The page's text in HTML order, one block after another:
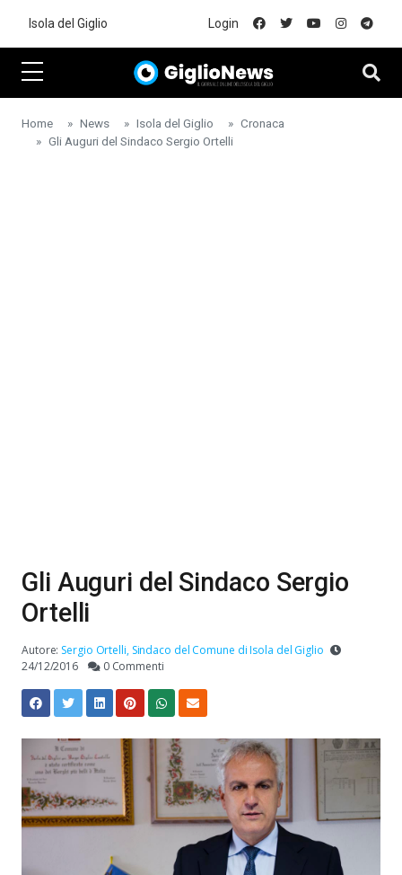
Isola del Giglio Login
Home News Isola del Giglio
Cronaca
Gli Auguri del Sindaco Sergio Ortelli
Gli Auguri del Sindaco Sergio
Ortelli
Autore: Sergio Ortelli, Sindaco del Comune di Isola del Giglio
24/12/2016
0 Commenti